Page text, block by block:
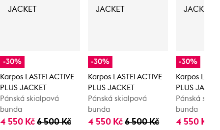
-30%
Karpos LASTEI ACTIVE
PLUS JACKET
Pánská skialpová
bunda
4 550 Kč 6 500 Kč
-30%
Karpos LASTEI ACTIVE
PLUS JACKET
Pánská skialpová
bunda
4 550 Kč6 500 Kč
-30%
Karpos
PLUS
Pánská
bunda
4 550 Kč